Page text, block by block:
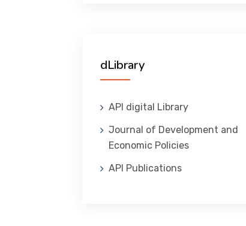
dLibrary
API digital Library
Journal of Development and
Economic Policies
API Publications